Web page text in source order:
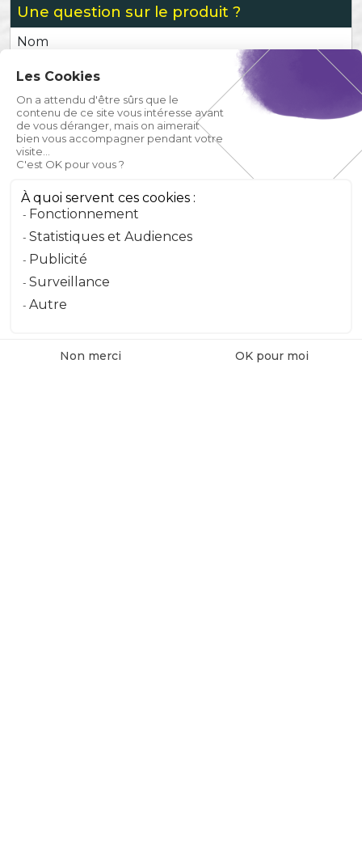
Une question sur le produit ?
Nom
Prénom
Email
Téléphone
Message
Les Cookies
On a attendu d'être sûrs que le
contenu de ce site vous intéresse avant
de vous déranger, mais on aimerait
bien vous accompagner pendant votre
visite...
C'est OK pour vous ?
À quoi servent ces cookies :
Fonctionnement
Statistiques et Audiences
Publicité
Surveillance
Autre
Non merci OK pour moi